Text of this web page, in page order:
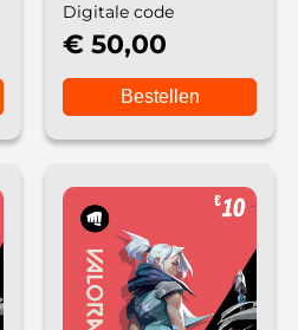
Digitale code
€ 50,00
Bestellen